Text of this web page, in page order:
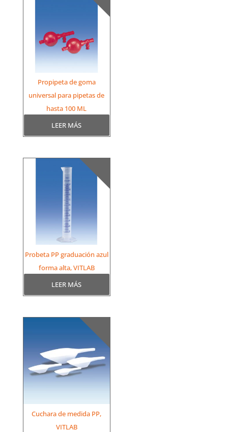
Propipeta de goma
universal para pipetas de
hasta 100 ML
LEER MÁS
Probeta PP graduación azul
forma alta, VITLAB
LEER MÁS
Cuchara de medida PP,
VITLAB